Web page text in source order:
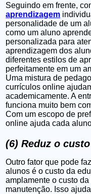
Seguindo em frente,
aprendizagem
personalidade de um
como um aluno
personalizada para
aprendizagem dos
diferentes estilos de
perfeitamente em um
Uma mistura de
currículos online
academicamente. A
funciona muito bem
Com um escopo de
online ajuda cada
(6) Reduz o
Outro fator que pode
alunos é o custo da
amplamente o custo
manutenção. Isso